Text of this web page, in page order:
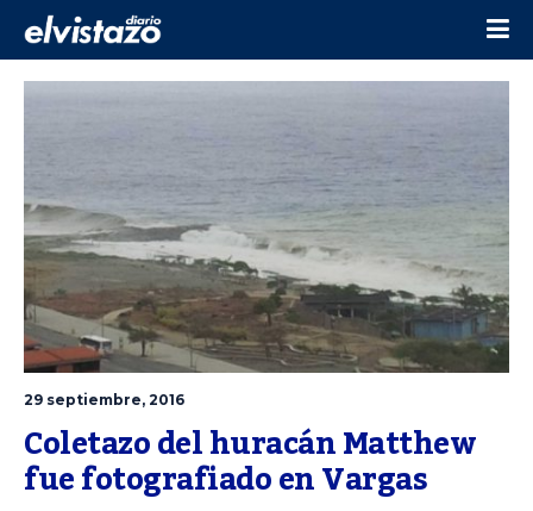
29 septiembre, 2016
Coletazo del huracán Matthew
fue fotografiado en Vargas